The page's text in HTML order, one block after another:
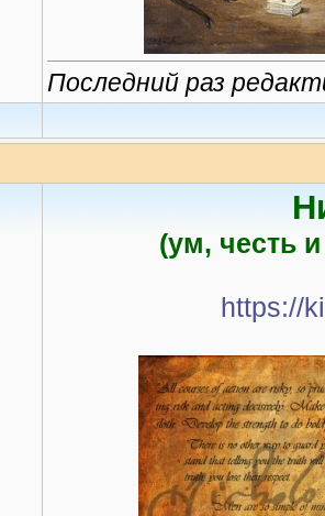
Последний раз
(ум, честь
https://